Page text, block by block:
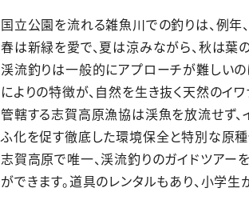
国立公園を流れる雑魚川での釣りは、例年
春は新緑を愛で、夏は涼みながら、秋は葉
渓流釣りは一般的にアプローチが難しいの
によりの特徴が、自然を生き抜く天然のイワ
管轄する志賀高原漁協は渓魚を放流せず
ふ化を促す徹底した環境保全と特別な原種
志賀高原で唯一、渓流釣りのガイドツアー
ができます。道具のレンタルもあり、小学